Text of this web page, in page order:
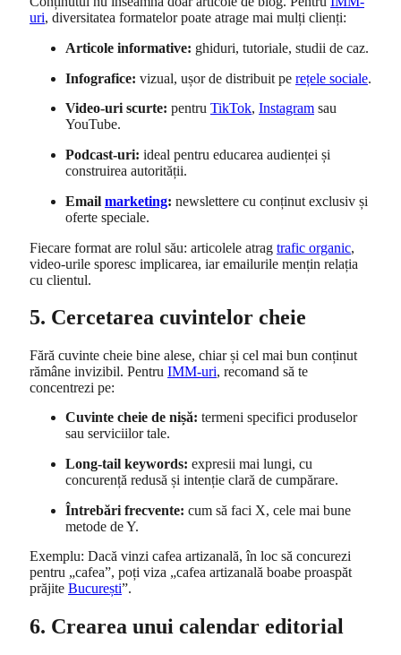
uri, diversitatea formatelor poate atrage mai mulți clienți:
Articole informative: ghiduri, tutoriale, studii de caz.
Infografice: vizual, ușor de distribuit pe rețele sociale.
Video-uri scurte: pentru TikTok, Instagram sau
YouTube.
Podcast-uri: ideal pentru educarea audienței și
construirea autorității.
Email marketing: newslettere cu conținut exclusiv și
oferte speciale.
Fiecare format are rolul său: articolele atrag trafic organic,
video-urile sporesc implicarea, iar emailurile mențin relația
cu clientul.
5. Cercetarea cuvintelor cheie
Fără cuvinte cheie bine alese, chiar și cel mai bun conținut
rămâne invizibil. Pentru IMM-uri, recomand să te
concentrezi pe:
Cuvinte cheie de nișă: termeni specifici produselor
sau serviciilor tale.
Long-tail keywords: expresii mai lungi, cu
concurență redusă și intenție clară de cumpărare.
Întrebări frecvente: cum să faci X, cele mai bune
metode de Y.
Exemplu: Dacă vinzi cafea artizanală, în loc să concurezi
pentru „cafea”, poți viza „cafea artizanală boabe proaspăt
prăjite București”.
6. Crearea unui calendar editorial